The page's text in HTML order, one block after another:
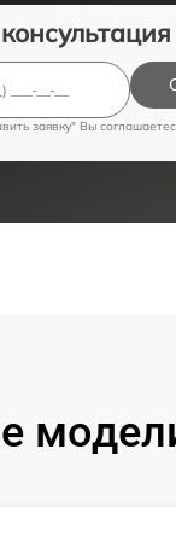
заявку" Вы